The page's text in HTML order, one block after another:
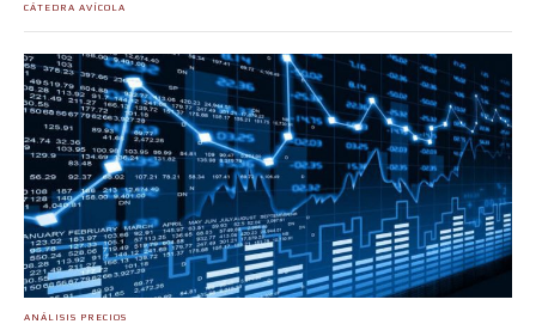
CÁTEDRA AVÍCOLA
ANÁLISIS PRECIOS